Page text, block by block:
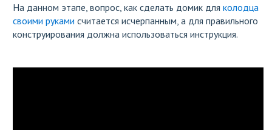
На данном этапе, вопрос, как сделать домик для колодца
своими руками считается исчерпанным, а для правильного
конструирования должна использоваться инструкция.